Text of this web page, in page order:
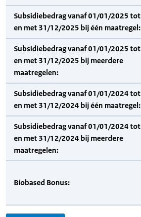
Subsidiebedrag vanaf 01/01/2025 tot
en met 31/12/2025 bij één maatregel:
Subsidiebedrag vanaf 01/01/2025 tot
en met 31/12/2025 bij meerdere
maatregelen:
Subsidiebedrag vanaf 01/01/2024 tot
en met 31/12/2024 bij één maatregel:
Subsidiebedrag vanaf 01/01/2024 tot
en met 31/12/2024 bij meerdere
maatregelen:
Biobased Bonus: